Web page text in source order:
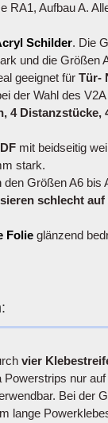
RA1, Aufbau A.
Schilder. Die
und die Größen
geeignet für Tür-
der Wahl des
4 Distanzstücke,
mit beidseitig
stark.
den Größen A6 bis
schlecht auf
Folie glänzend
vier
Powerstrips nur
Bei der
lange